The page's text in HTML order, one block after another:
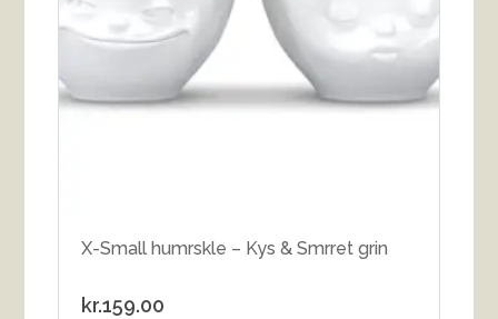
X-Small humrskle – Kys & Smrret grin
kr.159.00